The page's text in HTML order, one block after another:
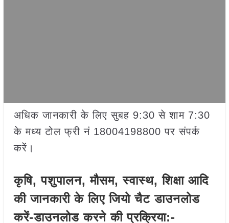
अधिक जानकारी के लिए सुबह 9:30 से शाम 7:30
के मध्य टोल फ्री नं 18004198800 पर संपर्क
करें।
कृषि, पशुपालन, मौसम, स्वास्थ, शिक्षा आदि
की जानकारी के लिए जियो चैट डाउनलोड
करें-डाउनलोड करने की प्रक्रिया:-